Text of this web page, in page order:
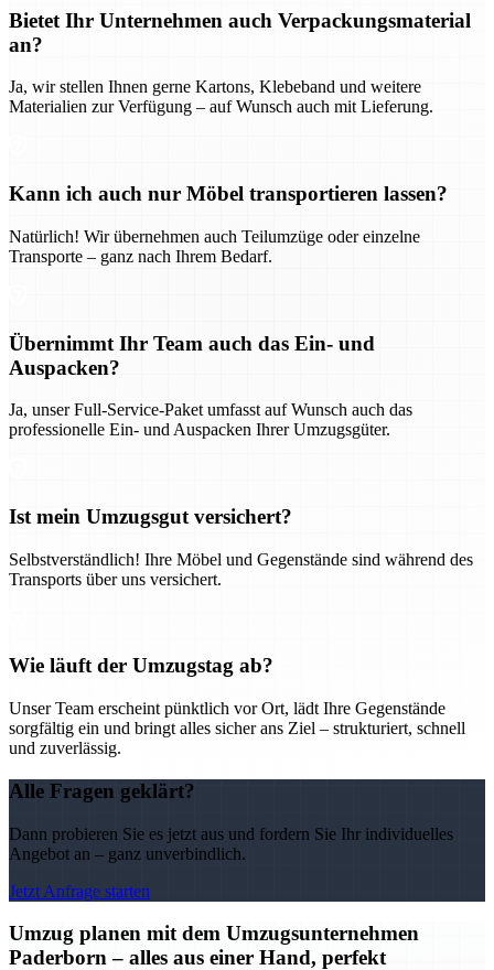
Bietet Ihr Unternehmen auch Verpackungsmaterial
an?
Ja, wir stellen Ihnen gerne Kartons, Klebeband und weitere
Materialien zur Verfügung – auf Wunsch auch mit Lieferung.
Kann ich auch nur Möbel transportieren lassen?
Natürlich! Wir übernehmen auch Teilumzüge oder einzelne
Transporte – ganz nach Ihrem Bedarf.
Übernimmt Ihr Team auch das Ein- und
Auspacken?
Ja, unser Full-Service-Paket umfasst auf Wunsch auch das
professionelle Ein- und Auspacken Ihrer Umzugsgüter.
Ist mein Umzugsgut versichert?
Selbstverständlich! Ihre Möbel und Gegenstände sind während des
Transports über uns versichert.
Wie läuft der Umzugstag ab?
Unser Team erscheint pünktlich vor Ort, lädt Ihre Gegenstände
sorgfältig ein und bringt alles sicher ans Ziel – strukturiert, schnell
und zuverlässig.
Alle Fragen geklärt?
Dann probieren Sie es jetzt aus und fordern Sie Ihr individuelles
Angebot an – ganz unverbindlich.
Jetzt Anfrage starten
Umzug planen mit dem Umzugsunternehmen
Paderborn – alles aus einer Hand, perfekt